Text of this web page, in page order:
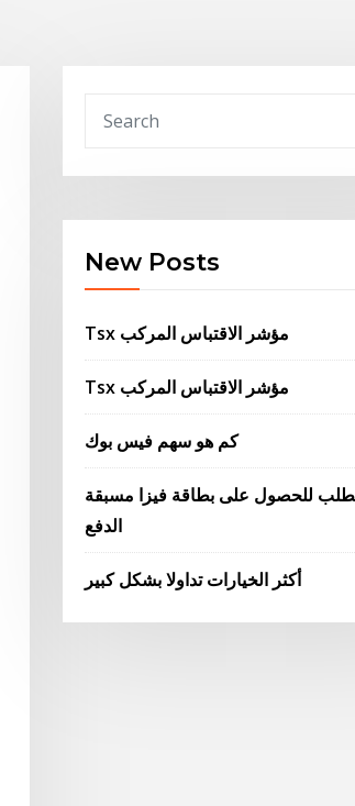
New Posts
Tsx مؤشر الاقتباس المركب
Tsx مؤشر الاقتباس المركب
كم هو سهم فيس بوك
بطلب للحصول على بطاقة فيزا مسبقة
الدفع
أكثر الخيارات تداولا بشكل كبير